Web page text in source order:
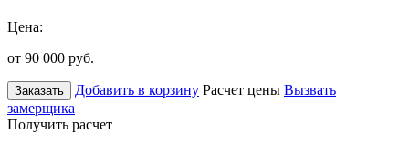
Цена:
от 90 000 руб.
Заказать Добавить в корзину Расчет цены Вызвать
замерщика
Получить расчет